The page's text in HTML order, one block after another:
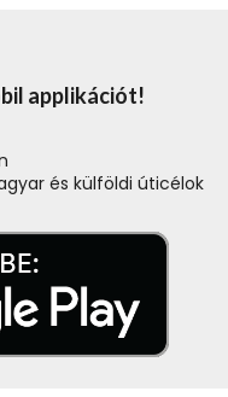
applikációt!
és külföldi úticélok